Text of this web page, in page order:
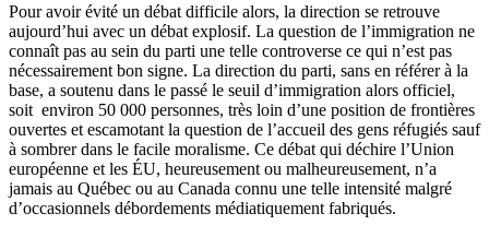
Pour avoir évité un débat difficile alors, la direction se retrouve
aujourd’hui avec un débat explosif. La question de l’immigration ne
connaît pas au sein du parti une telle controverse ce qui n’est pas
nécessairement bon signe. La direction du parti, sans en référer à la
base, a soutenu dans le passé le seuil d’immigration alors officiel,
soit environ 50 000 personnes, très loin d’une position de frontières
ouvertes et escamotant la question de l’accueil des gens réfugiés sauf
à sombrer dans le facile moralisme. Ce débat qui déchire l’Union
européenne et les ÉU, heureusement ou malheureusement, n’a
jamais au Québec ou au Canada connu une telle intensité malgré
d’occasionnels débordements médiatiquement fabriqués.